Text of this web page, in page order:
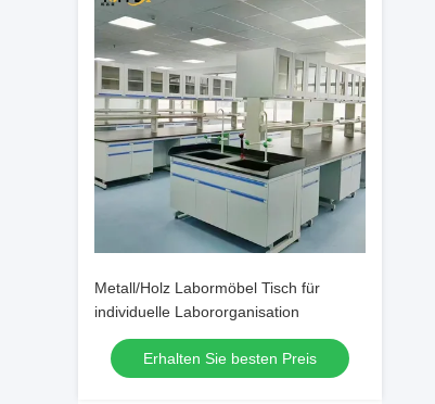
Metall/Holz Labormöbel Tisch für
individuelle Labororganisation
Erhalten Sie besten Preis